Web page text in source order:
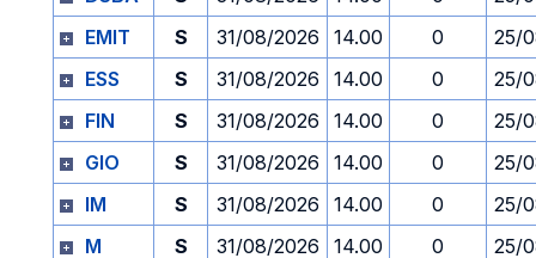
EMIT
S 31/08/2026 14.00 0
25/
ESS
S 31/08/2026 14.00 0
25/
FIN
S 31/08/2026 14.00 0
25/
GIO
S 31/08/2026 14.00 0
25/
IM
S 31/08/2026 14.00 0
25/
M
S 31/08/2026 14.00 0
25/